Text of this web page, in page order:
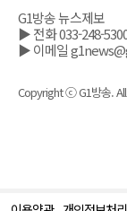
G1방송 뉴스제보
▶ 전화 033-248-
▶ 이메일
Copyright ⓒ G1방송.